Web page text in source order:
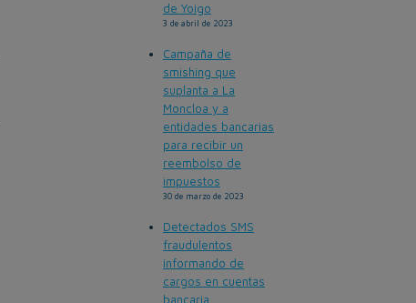
de Yoigo
3 de abril de 2023
Campaña de
smishing que
suplanta a La
Moncloa y a
entidades bancarias
para recibir un
reembolso de
impuestos
30 de marzo de 2023
Detectados SMS
fraudulentos
informando de
cargos en cuentas
bancaria